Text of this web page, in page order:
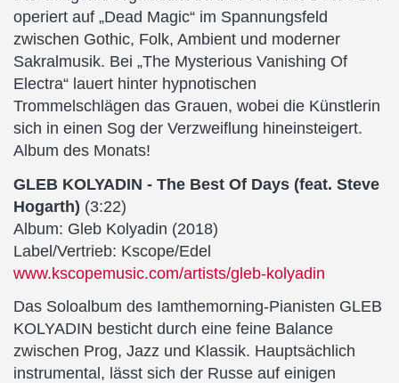
operiert auf „Dead Magic“ im Spannungsfeld
zwischen Gothic, Folk, Ambient und moderner
Sakralmusik. Bei „The Mysterious Vanishing Of
Electra“ lauert hinter hypnotischen
Trommelschlägen das Grauen, wobei die Künstlerin
sich in einen Sog der Verzweiflung hineinsteigert.
Album des Monats!
GLEB KOLYADIN - The Best Of Days (feat. Steve
Hogarth) (3:22)
Album: Gleb Kolyadin (2018)
Label/Vertrieb: Kscope/Edel
www.kscopemusic.com/artists/gleb-kolyadin
Das Soloalbum des Iamthemorning-Pianisten GLEB
KOLYADIN besticht durch eine feine Balance
zwischen Prog, Jazz und Klassik. Hauptsächlich
instrumental, lässt sich der Russe auf einigen